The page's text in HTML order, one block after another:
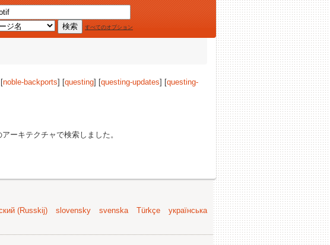
すべてのオプション
noble-backports] [questing] [questing-updates] [questing-
ーキテクチャで検索しました。
(Russkij) slovensky svenska Türkçe
українська